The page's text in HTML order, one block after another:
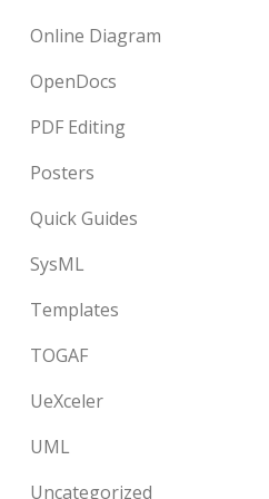
Online Diagram
OpenDocs
PDF Editing
Posters
Quick Guides
SysML
Templates
TOGAF
UeXceler
UML
Uncategorized